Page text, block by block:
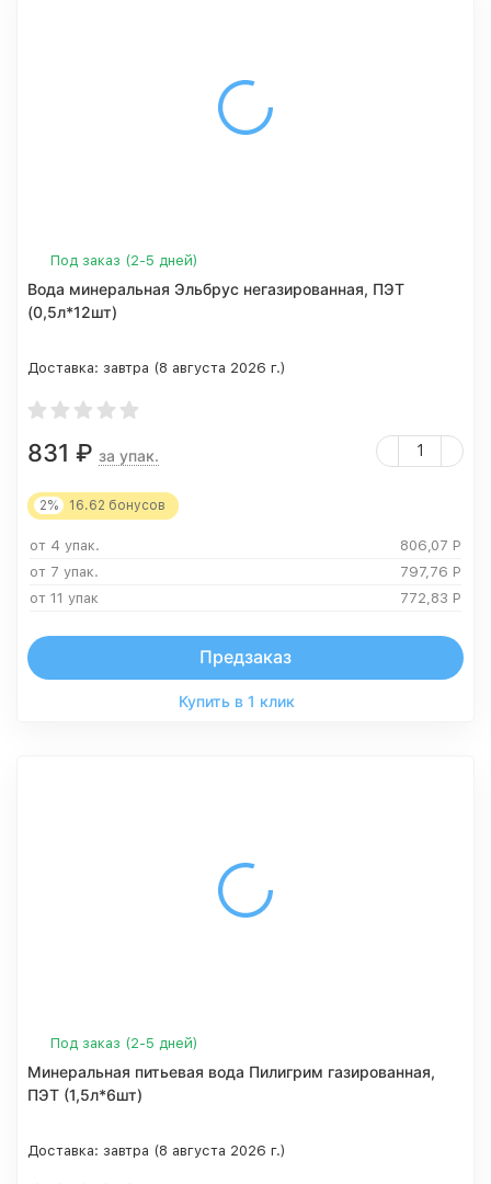
Под заказ (2-5 дней)
Вода минеральная Эльбрус негазированная, ПЭТ
(0,5л*12шт)
Доставка: завтра (8 августа 2026 г.)
831 ₽ за упак.
2% 16.62 бонусов
от 4 упак. 806,07 Р
от 7 упак.
797,76 Р
от 11 упак
772,83 Р
Предзаказ
Купить в 1 клик
Под заказ (2-5 дней)
Минеральная питьевая вода Пилигрим газированная,
ПЭТ (1,5л*6шт)
Доставка: завтра (8 августа 2026 г.)